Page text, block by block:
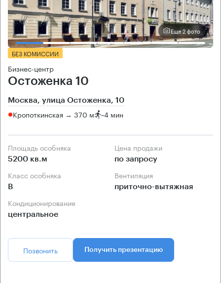
Еще 2 фото
БЕЗ КОМИССИИ
Бизнес-центр
Остоженка 10
Москва, улица Остоженка, 10
Кропоткинская → 370 м ~4 мин
Площадь особняка
5200 кв.м
Цена продажи
по запросу
Класс особняка
B
Вентиляция
приточно-вытяжная
Кондиционирование
центральное
Позвонить Получить презентацию